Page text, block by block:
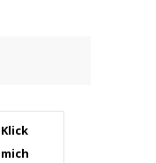
Klick
mich